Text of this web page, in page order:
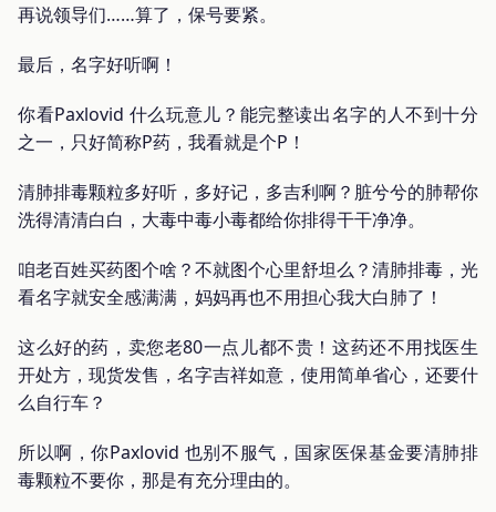
再说领导们……算了，保号要紧。
最后，名字好听啊！
你看Paxlovid 什么玩意儿？能完整读出名字的人不到十分
之一，只好简称P药，我看就是个P！
清肺排毒颗粒多好听，多好记，多吉利啊？脏兮兮的肺帮你
洗得清清白白，大毒中毒小毒都给你排得干干净净。
咱老百姓买药图个啥？不就图个心里舒坦么？清肺排毒，光
看名字就安全感满满，妈妈再也不用担心我大白肺了！
这么好的药，卖您老80一点儿都不贵！这药还不用找医生
开处方，现货发售，名字吉祥如意，使用简单省心，还要什
么自行车？
所以啊，你Paxlovid 也别不服气，国家医保基金要清肺排
毒颗粒不要你，那是有充分理由的。